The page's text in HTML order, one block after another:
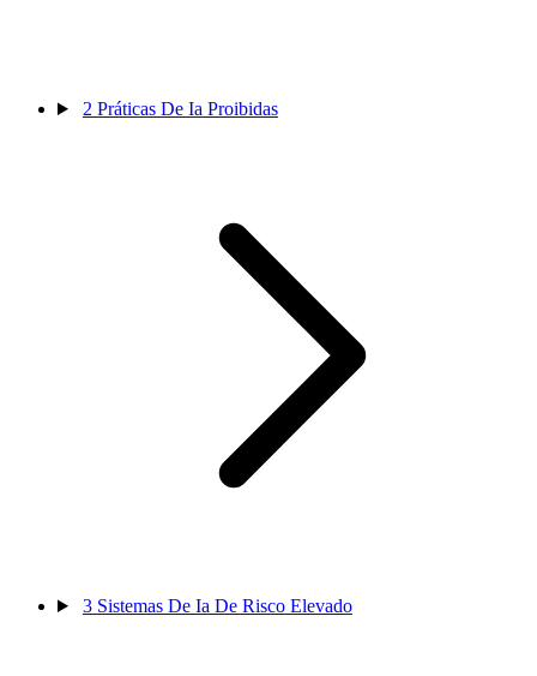
2 Práticas De Ia Proibidas
3 Sistemas De Ia De Risco Elevado